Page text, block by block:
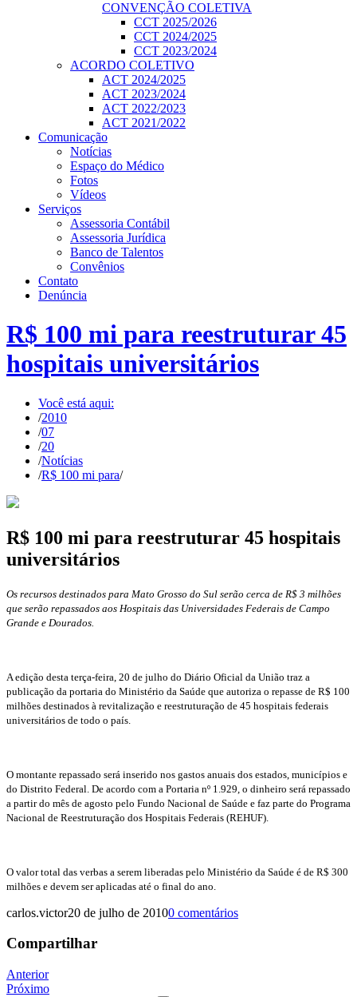
CONVENÇÃO COLETIVA
CCT 2025/2026
CCT 2024/2025
CCT 2023/2024
ACORDO COLETIVO
ACT 2024/2025
ACT 2023/2024
ACT 2022/2023
ACT 2021/2022
Comunicação
Notícias
Espaço do Médico
Fotos
Vídeos
Serviços
Assessoria Contábil
Assessoria Jurídica
Banco de Talentos
Convênios
Contato
Denúncia
R$ 100 mi para reestruturar 45
hospitais universitários
Você está aqui:
/2010
/07
/20
/Notícias
/R$ 100 mi para/
R$ 100 mi para reestruturar 45 hospitais
universitários
Os recursos destinados para Mato Grosso do Sul serão cerca de R$ 3 milhões
que serão repassados aos Hospitais das Universidades Federais de Campo
Grande e Dourados.
A edição desta terça-feira, 20 de julho do Diário Oficial da União traz a
publicação da portaria do Ministério da Saúde que autoriza o repasse de R$ 100
milhões destinados à revitalização e reestruturação de 45 hospitais federais
universitários de todo o país.
O montante repassado será inserido nos gastos anuais dos estados, municípios e
do Distrito Federal. De acordo com a Portaria nº 1.929, o dinheiro será repassado
a partir do mês de agosto pelo Fundo Nacional de Saúde e faz parte do Programa
Nacional de Reestruturação dos Hospitais Federais (REHUF).
O valor total das verbas a serem liberadas pelo Ministério da Saúde é de R$ 300
milhões e devem ser aplicadas até o final do ano.
carlos.victor20 de julho de 20100 comentários
Compartilhar
Navegação
Anterior
Próximo